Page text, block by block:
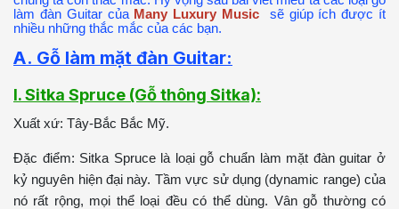
làm đàn Guitar của Many Luxury Music sẽ giúp ích được ít
nhiều những thắc mắc của các bạn.
A. Gỗ làm mặt đàn Guitar:
I. Sitka Spruce (Gỗ thông Sitka):
Xuất xứ: Tây-Bắc Bắc Mỹ.
Đặc điểm: Sitka Spruce là loại gỗ chuẩn làm mặt đàn guitar ở
kỷ nguyên hiện đại này. Tầm vực sử dụng (dynamic range) của
nó rất rộng, mọi thể loại đều có thể dùng. Vân gỗ thường có